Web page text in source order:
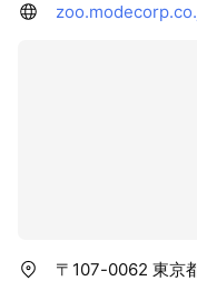
〒107-0062 東京